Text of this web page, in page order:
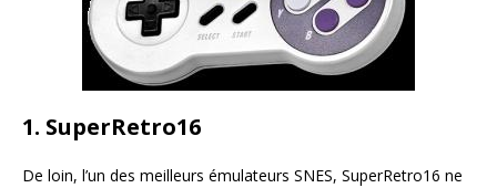
1. SuperRetro16
De loin, l’un des meilleurs émulateurs SNES, SuperRetro16 ne